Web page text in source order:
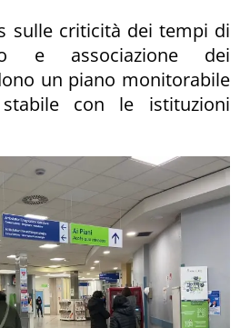
sulle criticità dei tempi di
e associazione dei
un piano monitorabile
con le istituzioni